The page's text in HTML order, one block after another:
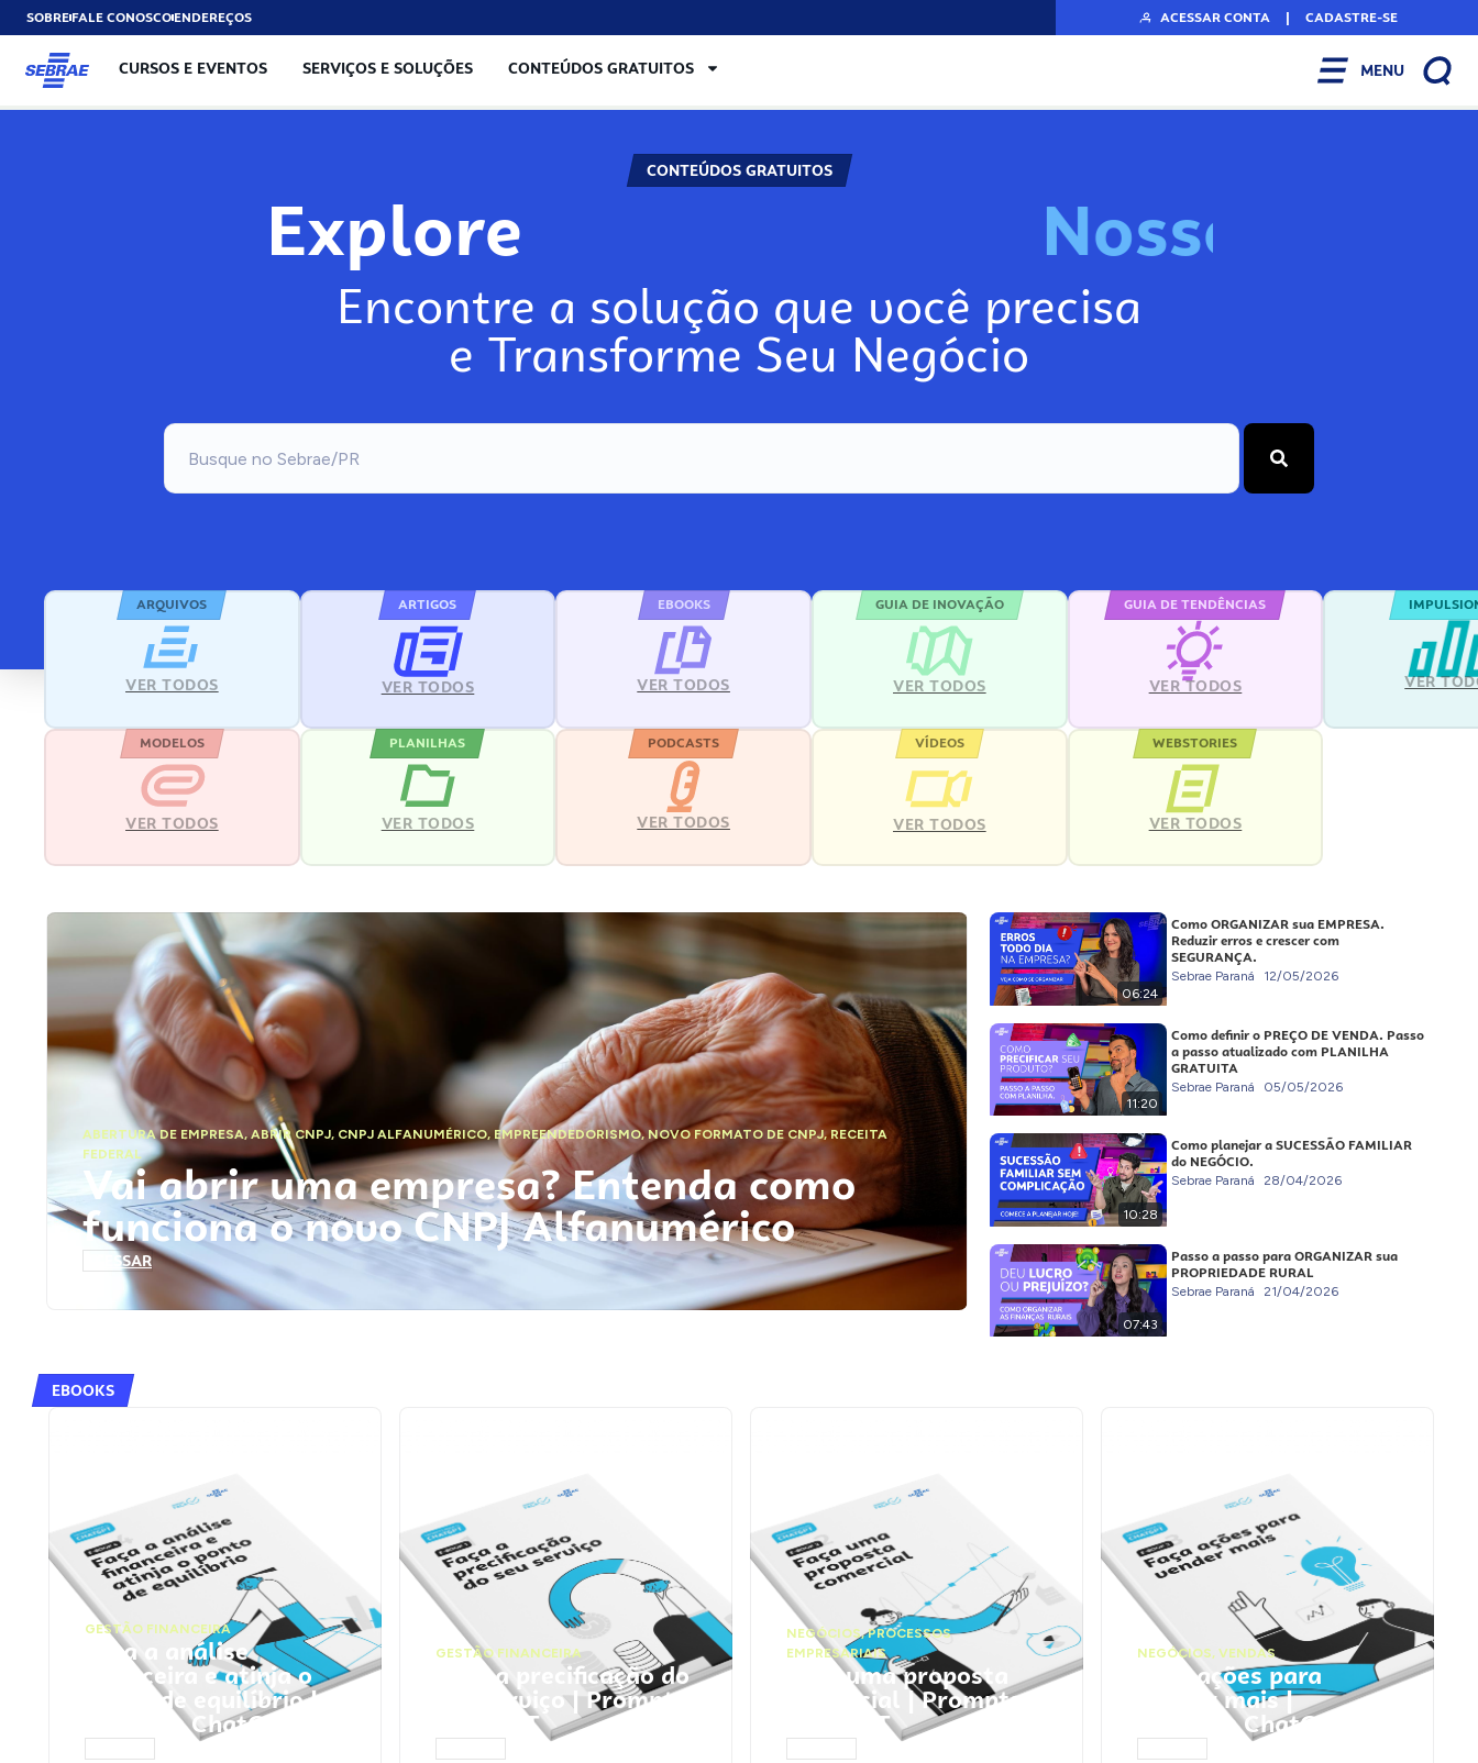
SOBREFALE CONOSCOENDEREÇOS ACESSAR CONTA | CADASTRE-SE
CURSOS E EVENTOS SERVIÇOS E SOLUÇÕES CONTEÚDOS GRATUITOS MENU
CONTEÚDOS GRATUITOS
Explore Noss
Encontre a solução que você precisa
e Transforme Seu Negócio
ARQUIVOS
VER TODOS
ARTIGOS
VER TODOS
EBOOKS
VER TODOS
GUIA DE INOVAÇÃO
VER TODOS
GUIA DE TENDÊNCIAS
VER TODOS VER
MODELOS
VER TODOS
PLANILHAS
VER TODOS
PODCASTS
VER TODOS
VÍDEOS
VER TODOS
WEBSTORIES
VER TODOS
ABERTURA DE EMPRESA,ABRIR CNPJ, CNPJ ALFANUMÉRICO, EMPREENDEDORISMO,NOVO FORMATO DE CNPJ,RECEITA
FEDERAL
Vai abrir uma empresa? Entenda como
funciona o novo CNPJ Alfanumérico
ACESSAR
06:24
Como ORGANIZAR sua EMPRESA.
Reduzir erros e crescer com
SEGURANÇA.
Sebrae Paraná 12/05/2026
11:20
Como definir o PREÇO DE VENDA. Passo
a passo atualizado com PLANILHA
GRATUITA
Sebrae Paraná 05/05/2026
10:28
Como planejar a SUCESSÃO FAMILIAR
do NEGÓCIO.
Sebrae Paraná 28/04/2026
07:43
Passo a passo para ORGANIZAR sua
PROPRIEDADE RURAL
Sebrae Paraná 21/04/2026
EBOOKS
GESTÃO FINANCEIRA
Faça a análise
financeira e atinja o
ponto de equilíbrio |
Prompts ChatGPT
GESTÃO FINANCEIRA
Faça a precificação do
seu serviço | Prompts
ChatGPT
NEGÓCIOS,PROCESSOS
EMPRESARIAIS
Faça uma proposta
comercial | Prompts
ChatGPT
NEGÓCIOS, VENDAS
Faça ações para
vender mais |
Prompts ChatGPT